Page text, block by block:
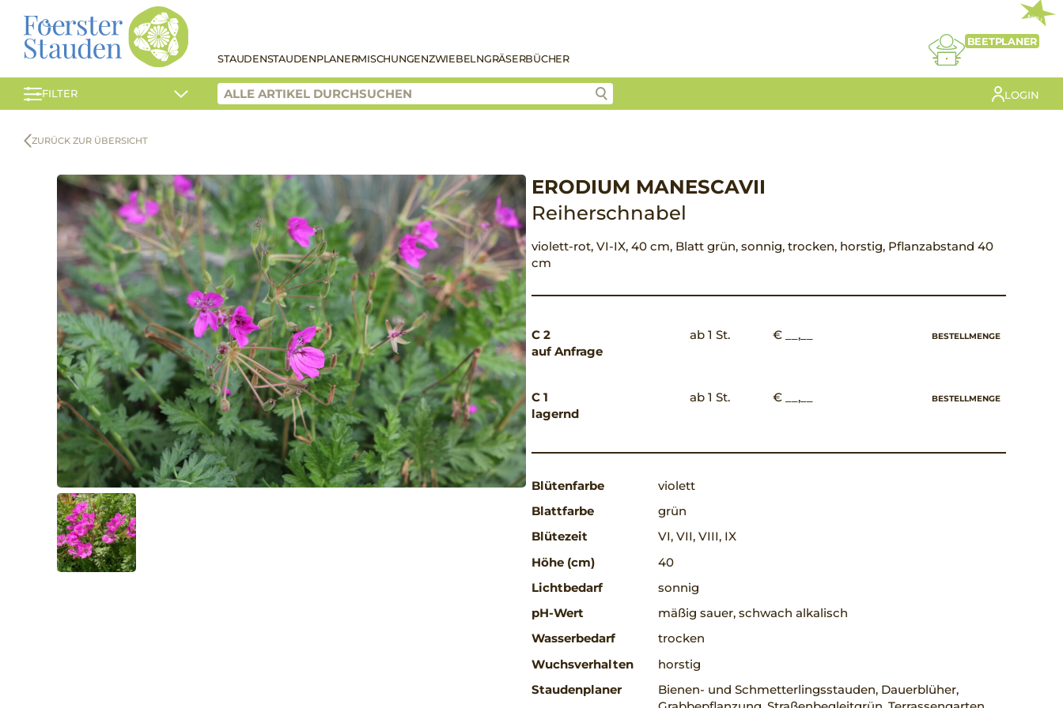
STAUDENSTAUDENPLANERMISCHUNGENZWIEBELNGRÄSERBÜCHER
NEU
BEETPLANER
FILTER LOGIN
ZURÜCK ZUR ÜBERSICHT
ERODIUM MANESCAVII
Reiherschnabel
violett-rot, VI-IX, 40 cm, Blatt grün, sonnig, trocken, horstig, Pflanzabstand 40
cm
C 2
auf Anfrage
ab 1 St. € __,__ BESTELLMENGE
C 1
lagernd
ab 1 St. € __,__ BESTELLMENGE
Blütenfarbe
violett
Blattfarbe
grün
Blütezeit
VI, VII, VIII, IX
Höhe (cm)
40
Lichtbedarf
sonnig
pH-Wert
mäßig sauer, schwach alkalisch
Wasserbedarf
trocken
Wuchsverhalten
horstig
Staudenplaner
Bienen- und Schmetterlingsstauden, Dauerblüher,